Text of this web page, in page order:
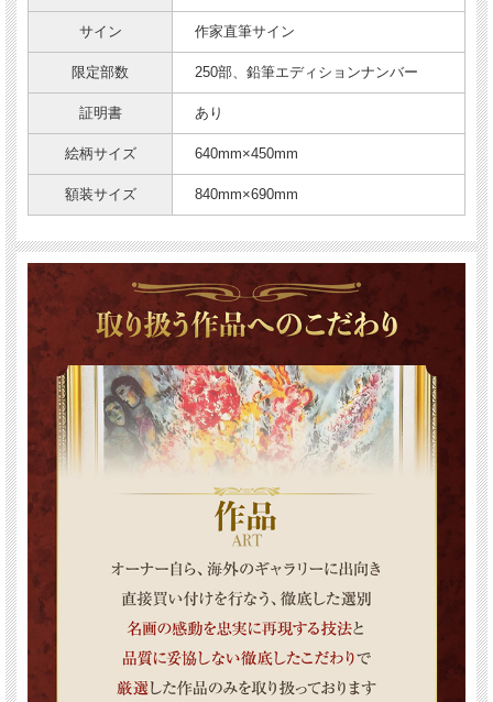
サイン 作家直筆サイン
限定部数 250部、鉛筆エディションナンバー
証明書 あり
絵柄サイズ 640mm×450mm
額装サイズ 840mm×690mm